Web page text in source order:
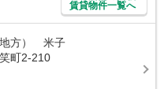
賃貸物件一覧へ
地方） 米子
町2-210